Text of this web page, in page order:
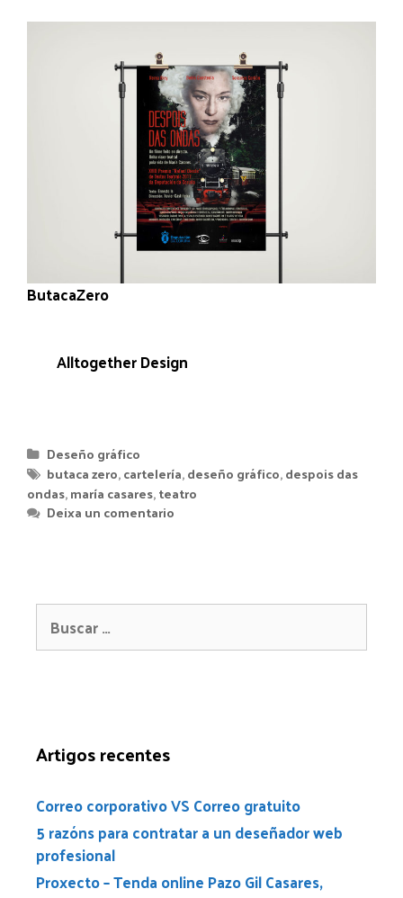
ButacaZero
Alltogether Design
Deseño gráfico
butaca zero,cartelería,deseño gráfico,despois das
ondas,maría casares,teatro
Deixa un comentario
Artigos recentes
Correo corporativo VS Correo gratuito
5 razóns para contratar a un deseñador web
profesional
Proxecto – Tenda online Pazo Gil Casares,